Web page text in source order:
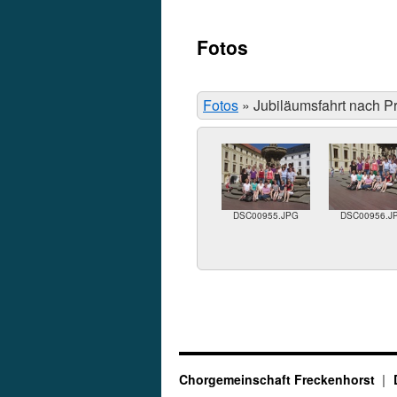
Fotos
Fotos » Jubiläumsfahrt nach
DSC00955.JPG
Chorgemeinschaft Freckenhorst